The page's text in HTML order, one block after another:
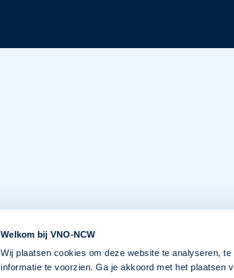
Welkom bij VNO-NCW
Wij plaatsen cookies om deze website te analyseren,
informatie te voorzien. Ga je akkoord met het plaatsen